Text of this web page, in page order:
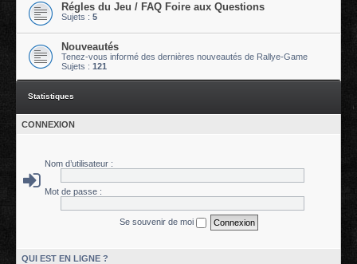
c
Régles du Jeu / FAQ Foire aux Questions
Sujets : 5
Nouveautés
Tenez-vous informé des dernières nouveautés de Rallye-Game
Sujets : 121
Statistiques
CONNEXION
Nom d’utilisateur :
Mot de passe :
Se souvenir de moi
QUI EST EN LIGNE ?